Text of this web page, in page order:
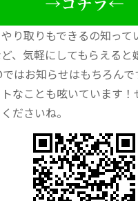
り取りもできるの知って
、気軽にしてもらえると
ではお知らせはもちろん
なことも呟いています！
ださいね。